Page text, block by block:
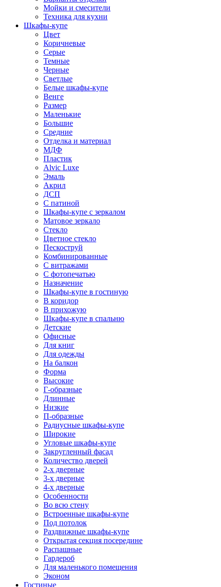
Мойки и смесители
Техника для кухни
Шкафы-купе
Цвет
Коричневые
Серые
Темные
Черные
Светлые
Белые шкафы-купе
Венге
Размер
Маленькие
Большие
Средние
Отделка и материал
МДФ
Пластик
Alvic Luxe
Эмаль
Акрил
ДСП
С патиной
Шкафы-купе с зеркалом
Матовое зеркало
Стекло
Цветное стекло
Пескоструй
Комбинированные
С витражами
С фотопечатью
Назначение
Шкафы-купе в гостиную
В коридор
В прихожую
Шкафы-купе в спальню
Детские
Офисные
Для книг
Для одежды
На балкон
Форма
Высокие
Г-образные
Длинные
Низкие
П-образные
Радиусные шкафы-купе
Широкие
Угловые шкафы-купе
Закругленный фасад
Количество дверей
2-х дверные
3-х дверные
4-х дверные
Особенности
Во всю стену
Встроенные шкафы-купе
Под потолок
Раздвижные шкафы-купе
Открытая секция посередине
Распашные
Гардероб
Для маленького помещения
Эконом
Гостиные